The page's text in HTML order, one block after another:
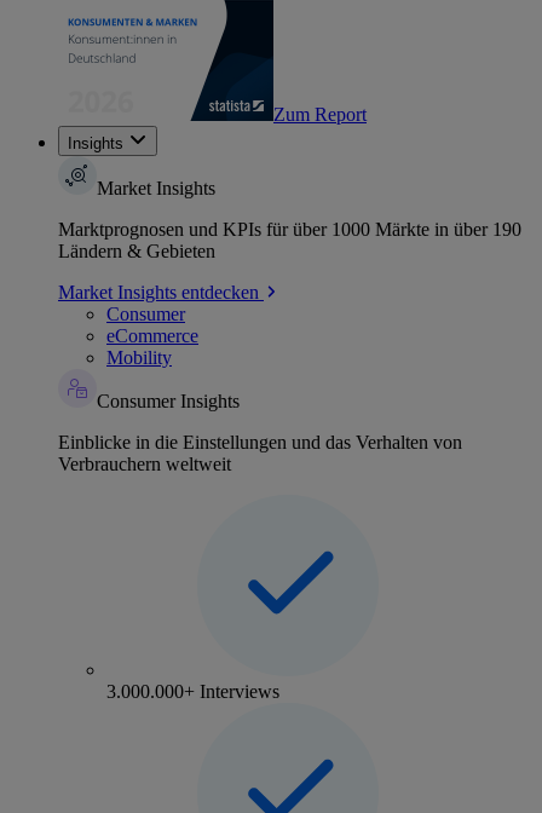
Zum Report
Insights
Market Insights
Marktprognosen und KPIs für über 1000 Märkte in über 190
Ländern & Gebieten
Market Insights entdecken
Consumer
eCommerce
Mobility
Consumer Insights
Einblicke in die Einstellungen und das Verhalten von
Verbrauchern weltweit
3.000.000+ Interviews